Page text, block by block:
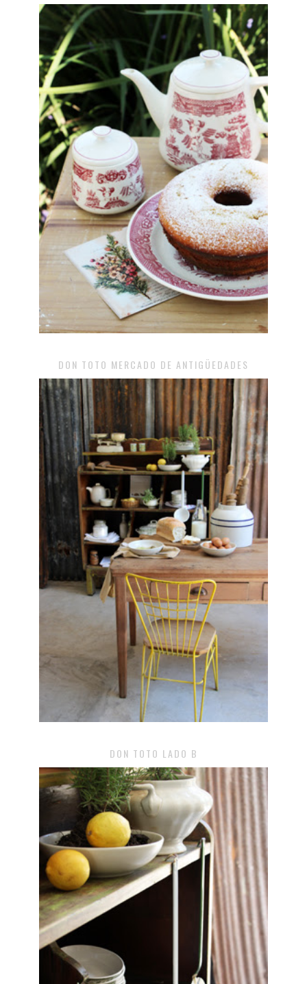
DON TOTO MERCADO DE ANTIGÜEDADES
DON TOTO LADO B